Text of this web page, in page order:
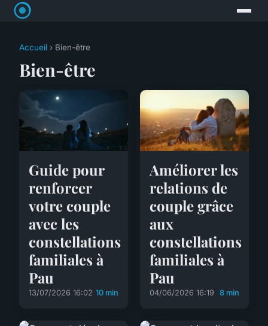
Accueil › Bien-être
Bien-être
Guide pour
renforcer
votre couple
avec les
constellations
familiales à
Pau
13/07/2026 16:02 10 min
Améliorer les
relations de
couple grâce
aux
constellations
familiales à
Pau
04/06/2026 16:19 8 min